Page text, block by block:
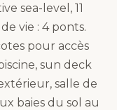
sea-level, 11
vie : 4 ponts.
pour accès
sun deck
salle de
baies du sol au